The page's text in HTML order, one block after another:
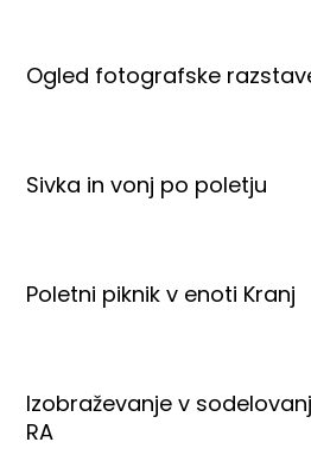
Ogled fotografske
Sivka in vonj po poletju
Poletni piknik v enoti Kranj
Izobraževanje v
RA